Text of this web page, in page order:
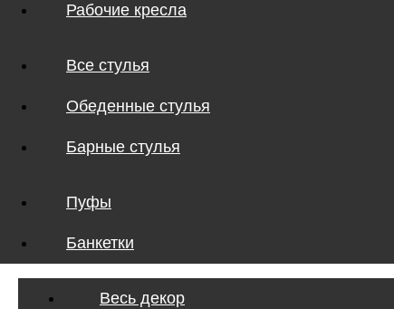
Рабочие кресла
Все стулья
Обеденные стулья
Барные стулья
Пуфы
Банкетки
Весь декор